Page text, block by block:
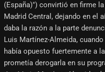
(España)") convirtió en firme
Madrid Central, dejando en el
daba la razón a la parte
Luis Martínez-Almeida,
había opuesto fuertemente a
prometía derogarla en su